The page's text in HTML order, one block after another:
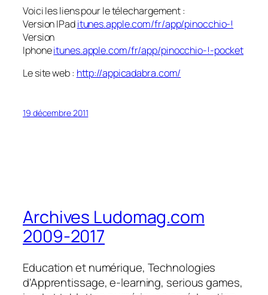
Voici les liens pour le télechargement :
Version IPaditunes.apple.com/fr/app/pinocchio-!
Version
Iphoneitunes.apple.com/fr/app/pinocchio-!-pocket
Le site web : http://appicadabra.com/
19 décembre 2011
Archives Ludomag.com
2009-2017
Education et numérique, Technologies
d'Apprentissage, e-learning, serious games,